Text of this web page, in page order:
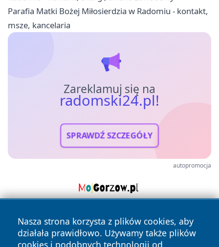
Parafia Matki Bożej Miłosierdzia w Radomiu - kontakt,
msze, kancelaria
Zareklamuj się na
radomski24.pl!
SPRAWDŹ SZCZEGÓŁY
autopromocja
Nasza strona korzysta z plików cookies, aby
działała prawidłowo. Używamy także plików
cookies i podobnych technologii od